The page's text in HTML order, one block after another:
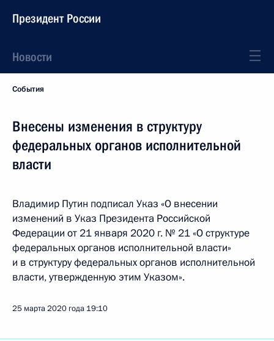
Президент России
Новости
События
Внесены изменения в структуру
федеральных органов исполнительной
власти
Владимир Путин подписал Указ «О внесении
изменений в Указ Президента Российской
Федерации от 21 января 2020 г. № 21 «О структуре
федеральных органов исполнительной власти»
и в структуру федеральных органов исполнительной
власти, утвержденную этим Указом».
25 марта 2020 года 19:10